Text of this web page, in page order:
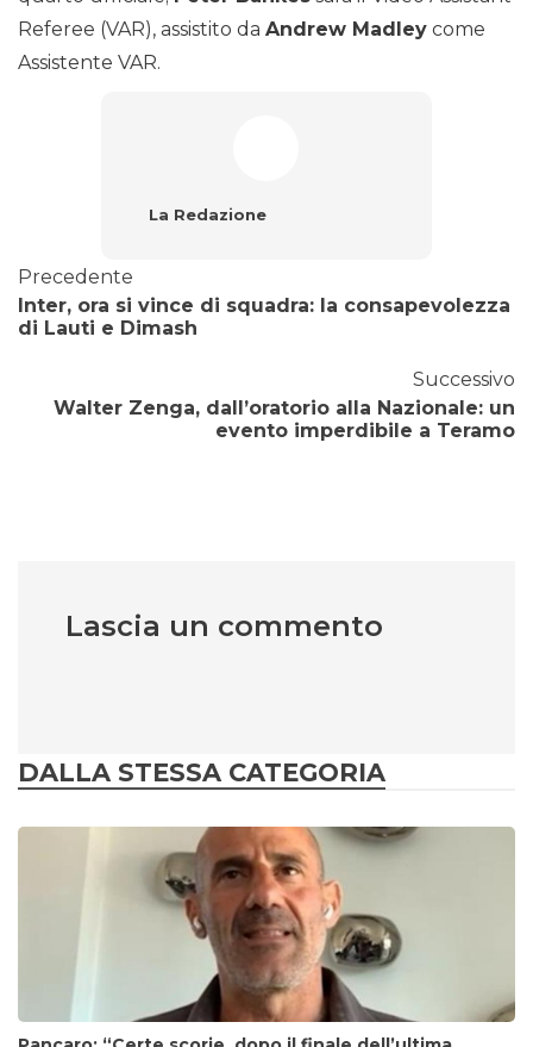
Referee (VAR), assistito da Andrew Madley come
Assistente VAR.
La Redazione
Precedente
Inter, ora si vince di squadra: la consapevolezza
di Lauti e Dimash
Successivo
Walter Zenga, dall’oratorio alla Nazionale: un
evento imperdibile a Teramo
Lascia un commento
DALLA STESSA CATEGORIA